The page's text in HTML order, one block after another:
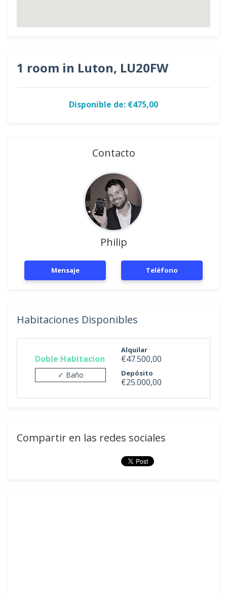
1 room in Luton, LU20FW
Disponible de: €475,00
Contacto
Philip
Mensaje Teléfono
Habitaciones Disponibles
Doble Habitacion
✓ Baño
Alquilar
€47.500,00
Depósito
€25.000,00
Compartir en las redes sociales